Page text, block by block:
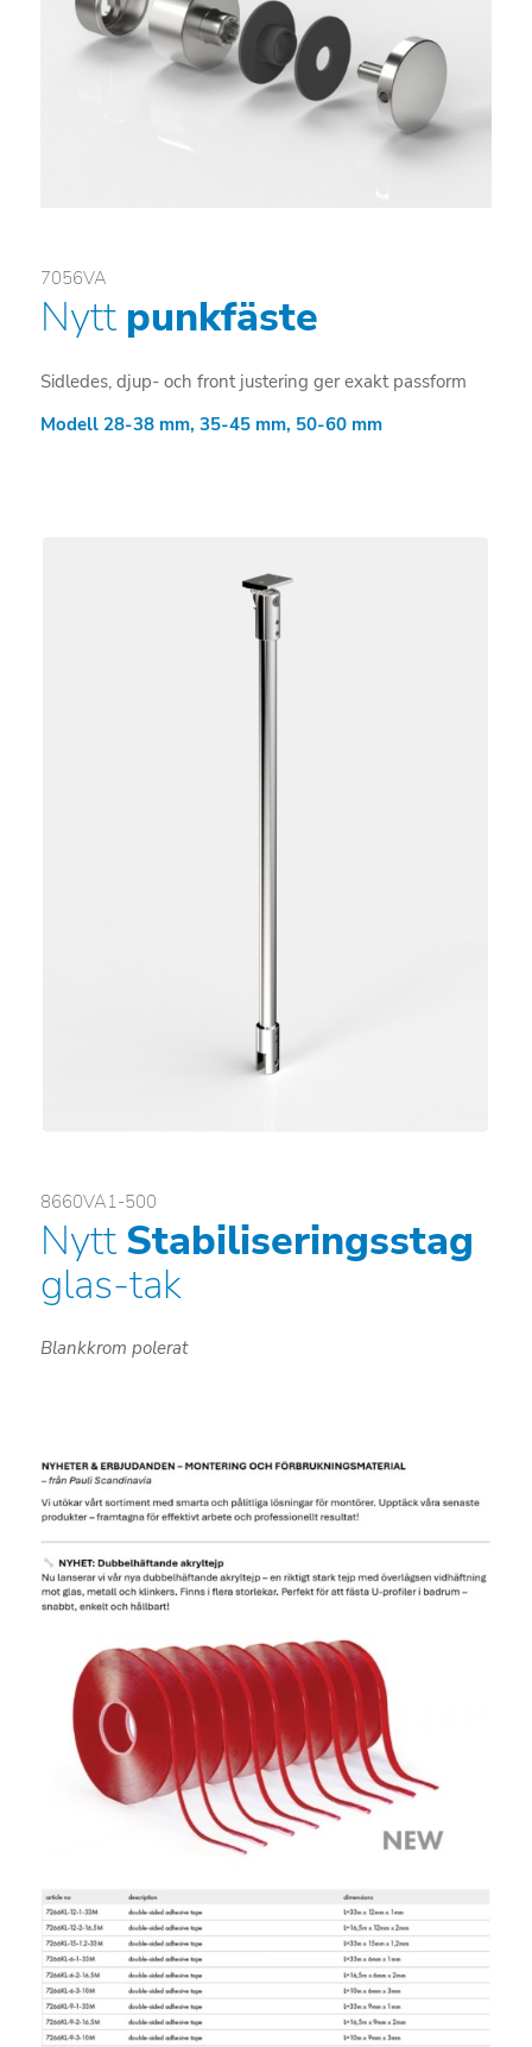
7056VA
Nytt punkfäste
Sidledes, djup- och front justering ger exakt passform
Modell 28-38 mm, 35-45 mm, 50-60 mm
8660VA1-500
NyttStabiliseringsstag
glas-tak
Blankkrom polerat